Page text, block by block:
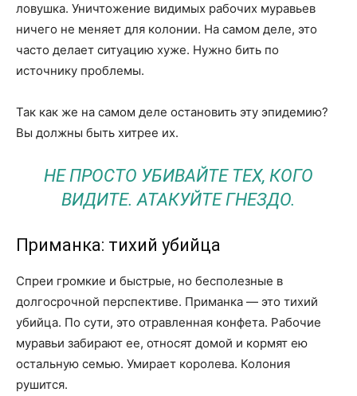
ловушка. Уничтожение видимых рабочих муравьев
ничего не меняет для колонии. На самом деле, это
часто делает ситуацию хуже. Нужно бить по
источнику проблемы.
Так как же на самом деле остановить эту эпидемию?
Вы должны быть хитрее их.
НЕ ПРОСТО УБИВАЙТЕ ТЕХ, КОГО
ВИДИТЕ. АТАКУЙТЕ ГНЕЗДО.
Приманка: тихий убийца
Спреи громкие и быстрые, но бесполезные в
долгосрочной перспективе. Приманка — это тихий
убийца. По сути, это отравленная конфета. Рабочие
муравьи забирают ее, относят домой и кормят ею
остальную семью. Умирает королева. Колония
рушится.